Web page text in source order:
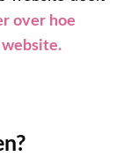
over hoe